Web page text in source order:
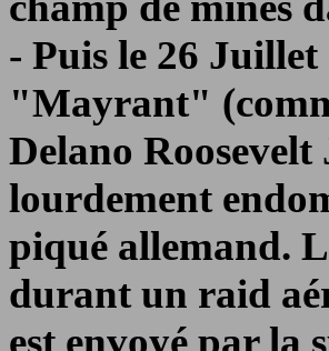
- Puis le 26 Juillet
"Mayrant"
Delano
lourdement
piqué allemand.
durant un raid
est envoyé par la